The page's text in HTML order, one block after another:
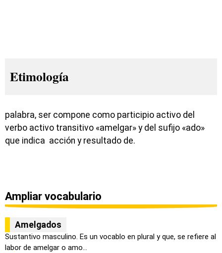
Etimología
palabra, ser compone como participio activo del
verbo activo transitivo «amelgar» y del sufijo «ado»
que indica acción y resultado de.
Ampliar vocabulario
Amelgados
Sustantivo masculino. Es un vocablo en plural y que, se refiere al
labor de amelgar o amo...